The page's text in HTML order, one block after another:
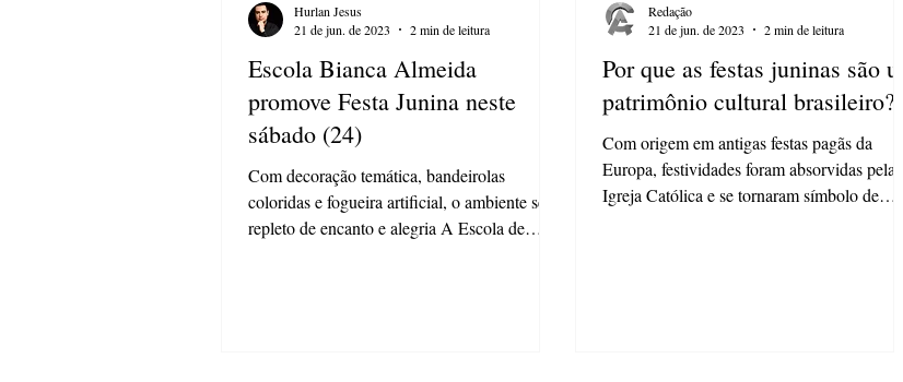
Escola Bianca Almeida
promove Festa Junina neste
sábado (24)
Com decoração temática, bandeirolas
coloridas e fogueira artificial, o ambiente será
repleto de encanto e alegria A Escola de
Hurlan Jesus
21 de jun. de 2023
2 min de leitura
Por que as festas juninas são um
patrimônio cultural brasileiro?
Com origem em antigas festas pagãs da
Europa, festividades foram absorvidas pela
Igreja Católica e se tornaram símbolo de
Redação
21 de jun. de 2023
2 min de leitura